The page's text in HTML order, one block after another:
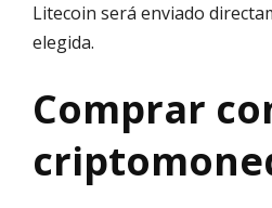
Litecoin será enviado
elegida.
Comprar